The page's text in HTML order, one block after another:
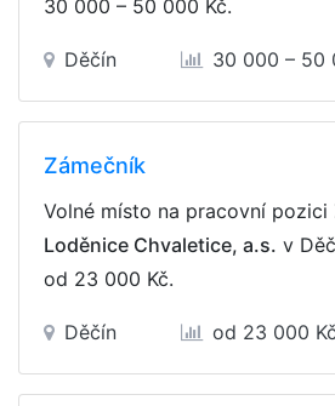
30 000 – 50 000 Kč.
Děčín 30 000 – 50
Zámečník
Volné místo na pracovní pozici
Loděnice Chvaletice, a.s. v
od 23 000 Kč.
Děčín od 23 000 Kč